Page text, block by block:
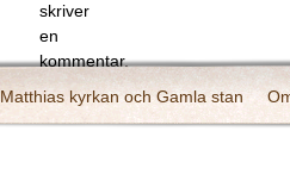
skriver
en
kommentar.
Matthias kyrkan och Gamla stan